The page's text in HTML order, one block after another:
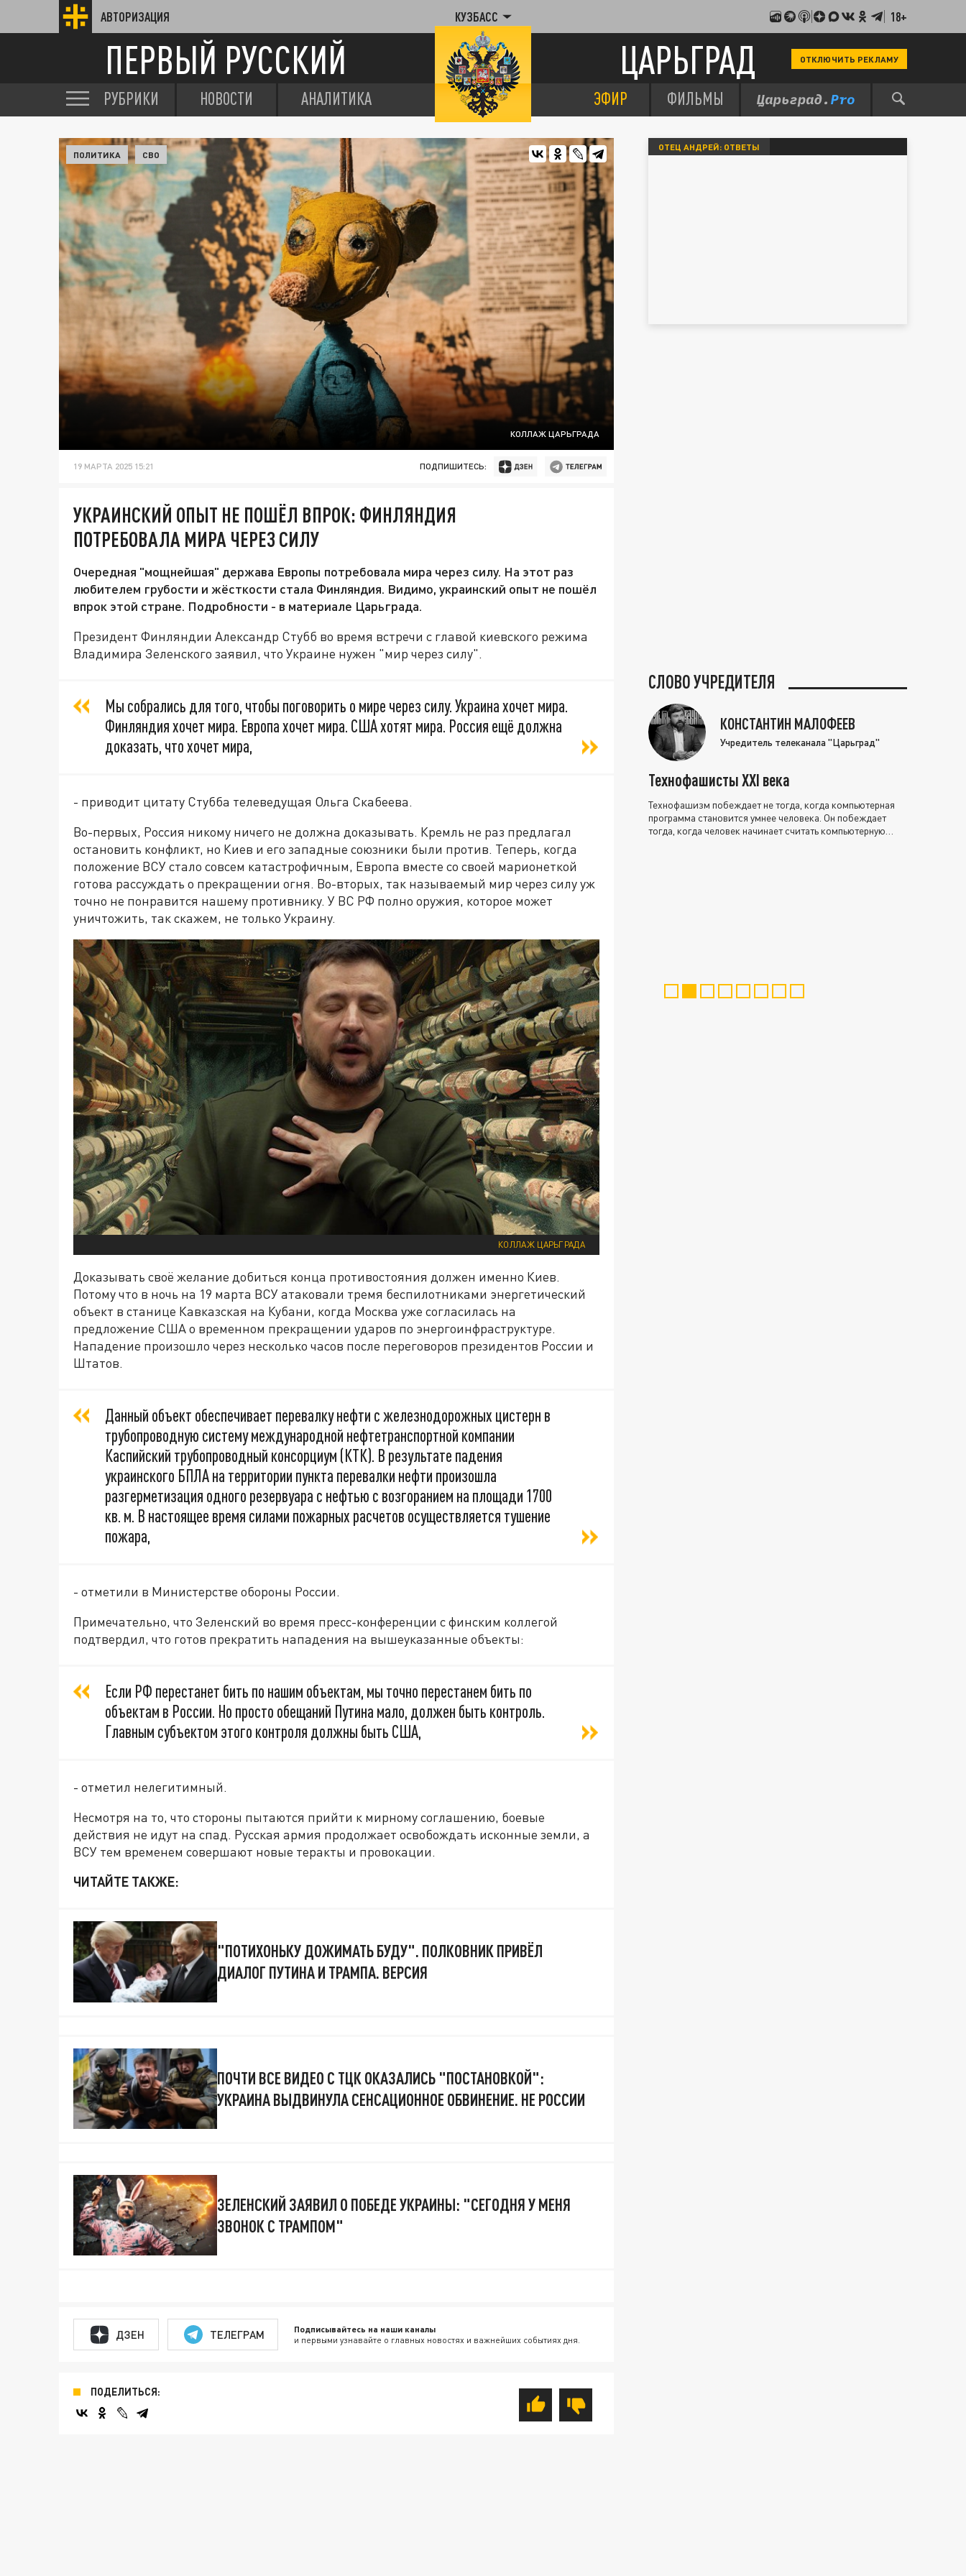
АВТОРИЗАЦИЯ КУЗБАСС 18+
ПЕРВЫЙ РУССКИЙ ЦАРЬГРАД ОТКЛЮЧИТЬ РЕКЛАМУ
РУБРИКИ НОВОСТИ АНАЛИТИКА ЭФИР ФИЛЬМЫ
КОЛЛАЖ ЦАРЬГРАДА
ПОЛИТИКА СВО
19 МАРТА 2025 15:21 ПОДПИШИТЕСЬ:
УКРАИНСКИЙ ОПЫТ НЕ ПОШЁЛ ВПРОК: ФИНЛЯНДИЯ
ПОТРЕБОВАЛА МИРА ЧЕРЕЗ СИЛУ
Очередная "мощнейшая" держава Европы потребовала мира через силу. На этот раз
любителем грубости и жёсткости стала Финляндия. Видимо, украинский опыт не пошёл
впрок этой стране. Подробности - в материале Царьграда.
Президент Финляндии Александр Стубб во время встречи с главой киевского режима
Владимира Зеленского заявил, что Украине нужен "мир через силу".
Мы собрались для того, чтобы поговорить о мире через силу. Украина хочет мира.
Финляндия хочет мира. Европа хочет мира. США хотят мира. Россия ещё должна
доказать, что хочет мира,
- приводит цитату Стубба телеведущая Ольга Скабеева.
Во-первых, Россия никому ничего не должна доказывать. Кремль не раз предлагал
остановить конфликт, но Киев и его западные союзники были против. Теперь, когда
положение ВСУ стало совсем катастрофичным, Европа вместе со своей марионеткой
готова рассуждать о прекращении огня. Во-вторых, так называемый мир через силу уж
точно не понравится нашему противнику. У ВС РФ полно оружия, которое может
уничтожить, так скажем, не только Украину.
КОЛЛАЖ ЦАРЬГРАДА
Доказывать своё желание добиться конца противостояния должен именно Киев.
Потому что в ночь на 19 марта ВСУ атаковали тремя беспилотниками энергетический
объект в станице Кавказская на Кубани, когда Москва уже согласилась на
предложение США о временном прекращении ударов по энергоинфраструктуре.
Нападение произошло через несколько часов после переговоров президентов России и
Штатов.
Данный объект обеспечивает перевалку нефти с железнодорожных цистерн в
трубопроводную систему международной нефтетранспортной компании
Каспийский трубопроводный консорциум (КТК). В результате падения
украинского БПЛА на территории пункта перевалки нефти произошла
разгерметизация одного резервуара с нефтью с возгоранием на площади 1700
кв. м. В настоящее время силами пожарных расчетов осуществляется тушение
пожара,
- отметили в Министерстве обороны России.
Примечательно, что Зеленский во время пресс-конференции с финским коллегой
подтвердил, что готов прекратить нападения на вышеуказанные объекты:
Если РФ перестанет бить по нашим объектам, мы точно перестанем бить по
объектам в России. Но просто обещаний Путина мало, должен быть контроль.
Главным субъектом этого контроля должны быть США,
- отметил нелегитимный.
Несмотря на то, что стороны пытаются прийти к мирному соглашению, боевые
действия не идут на спад. Русская армия продолжает освобождать исконные земли, а
ВСУ тем временем совершают новые теракты и провокации.
ЧИТАЙТЕ ТАКЖЕ:
"ПОТИХОНЬКУ ДОЖИМАТЬ БУДУ". ПОЛКОВНИК ПРИВЁЛ
ДИАЛОГ ПУТИНА И ТРАМПА. ВЕРСИЯ
ПОЧТИ ВСЕ ВИДЕО С ТЦК ОКАЗАЛИСЬ "ПОСТАНОВКОЙ":
УКРАИНА ВЫДВИНУЛА СЕНСАЦИОННОЕ ОБВИНЕНИЕ. НЕ РОССИИ
ЗЕЛЕНСКИЙ ЗАЯВИЛ О ПОБЕДЕ УКРАИНЫ: "СЕГОДНЯ У МЕНЯ
ЗВОНОК С ТРАМПОМ"
ДЗЕН ТЕЛЕГРАМ Подписывайтесь на наши каналы
и первыми узнавайте о главных новостях и важнейших событиях дня.
ПОДЕЛИТЬСЯ:
ОТЕЦ АНДРЕЙ: ОТВЕТЫ
СЛОВО УЧРЕДИТЕЛЯ
КОНСТАНТИН МАЛОФЕЕВ
Учредитель телеканала "Царьград"
Технофашисты XXI века
Технофашизм побеждает не тогда, когда компьютерная
программа становится умнее человека. Он побеждает
тогда, когда человек начинает считать компьютерную